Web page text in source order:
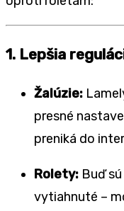
1. Lepšia
Žalúzie:
presné
preniká do
Rolety: Buď
vytiahnuté –